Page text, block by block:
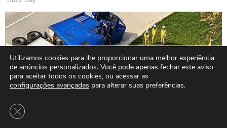
Utilizamos cookies para lhe proporcionar uma melhor experiência
de anúncios personalizados. Você pode apenas fechar este aviso
para aceitar todos os cookies, ou acessar as
configurações avançadas para alterar suas preferências.
Close GDPR Cookie Banner